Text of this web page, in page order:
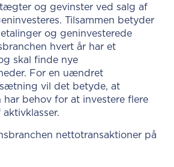
og gevinster ved salg af
Tilsammen betyder
og geninvesterede
hvert år har et
skal finde nye
For en uændret
vil det betyde, at
har behov for at investere flere
nettotransaktioner på